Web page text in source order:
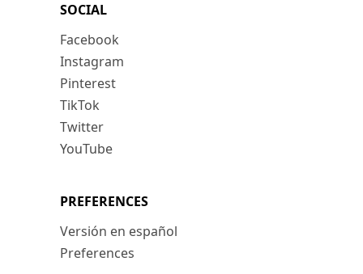
SOCIAL
Facebook
Instagram
Pinterest
TikTok
Twitter
YouTube
PREFERENCES
Versión en español
Preferences